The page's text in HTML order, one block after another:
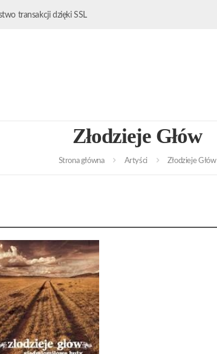
transakcji dzięki SSL
Złodzieje Głów
Strona główna Artyści Złodzieje Głów